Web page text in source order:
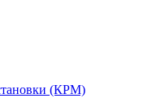
(КРМ)